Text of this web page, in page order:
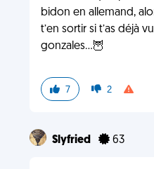
bidon en allemand,
t’en sortir si t’as déjà
gonzales...🦉
7 2
Slyfried 63